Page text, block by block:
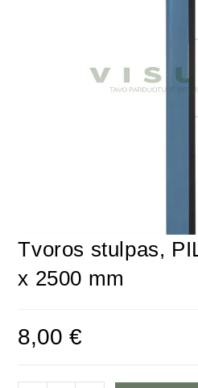
Tvoros stulpas,
x 2500 mm
8,00€